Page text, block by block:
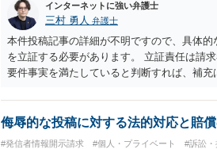
インターネットに強い弁護士
三村 勇人 弁護士
本件投稿記事の詳細が不明ですので、具体
を立証する必要があります。 立証責任は請
要件事実を満たしていると判断すれば、補
はXのため、APのIPアドレスの保存期間の
だけでは足りず、実務を踏まえた方法を選択
侮辱的な投稿に対する法的対応と賠
#発信者情報開示請求 #個人・プライベート #訴訟